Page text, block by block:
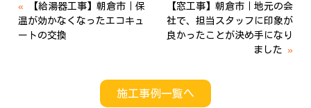
«
【給湯器工事】朝倉市｜保
温が効かなくなったエコキュ
ートの交換
【窓工事】朝倉市｜地元の会
社で、担当スタッフに印象が
良かったことが決め手になり
ました
»
施工事例一覧へ